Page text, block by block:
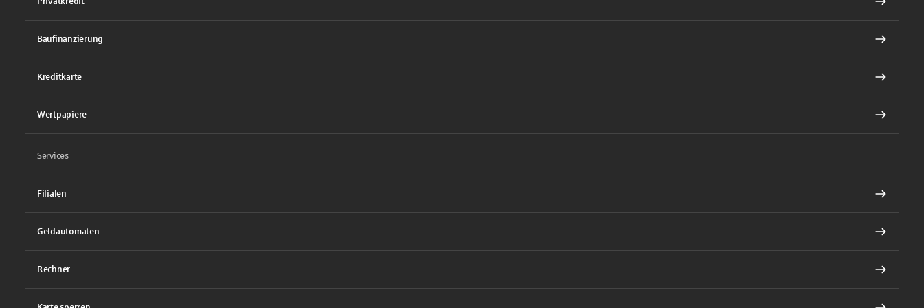
Baufinanzierung
Kreditkarte
Wertpapiere
Services
Filialen
Geldautomaten
Rechner